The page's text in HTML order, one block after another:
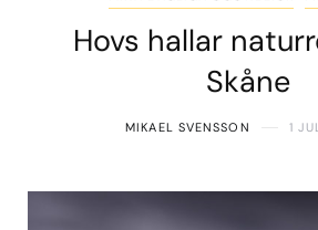
Hovs hallar
Skåne
MIKAEL SVENSSON 1